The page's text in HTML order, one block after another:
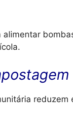
reduzem